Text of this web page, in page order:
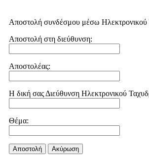
Αποστολή συνδέσμου μέσω Ηλεκτρονικού
Αποστολή στη διεύθυνση:
Αποστολέας:
Η δική σας Διεύθυνση Ηλεκτρονικού
Θέμα:
Αποστολή Aκύρωση